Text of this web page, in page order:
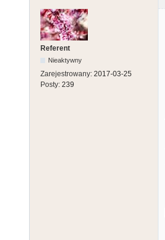
Referent
Nieaktywny
Zarejestrowany: 2017-03-25
Posty: 239